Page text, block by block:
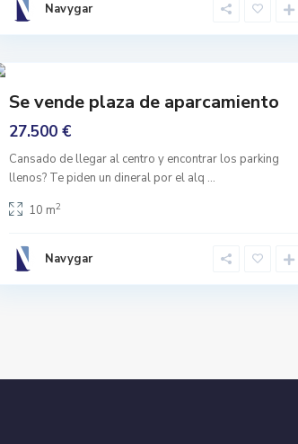
Navygar
a
d
Se vende plaza de aparcamiento
27.500 €
Cansado de llegar al centro y encontrar los parking
llenos? Te piden un dineral por el alq ...
10 m2
Navygar